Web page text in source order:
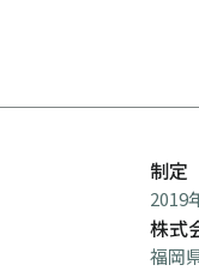
制定
2019
株式
福岡